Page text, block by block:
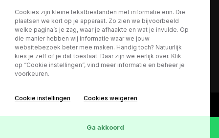
Privacy policy
Cookies zijn kleine tekstbestanden met informatie erin. Die
plaatsen we kort op je apparaat. Zo zien we bijvoorbeeld
welke pagina’s je zag, waar je afhaakte en wat je invulde. Op
die manier hebben wij informatie waar we jouw
websitebezoek beter mee maken. Handig toch? Natuurlijk
kies je zelf of je dat toestaat. Daar zijn we eerlijk over. Klik
op “Cookie instellingen”, vind meer informatie en beheer je
voorkeuren.
Cookie instellingen Cookies weigeren
Ga akkoord